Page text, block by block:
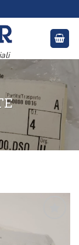
alla lista